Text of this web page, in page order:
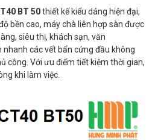
BT 50thiết kế kiểu dáng hiện đại,
bền cao, máy chà liên hợp sàn được
siêu thị, khách sạn, văn
các vết bẩn cứng đầu không
công. Với ưu điểm tiết kiệm thời gian,
khi làm việc.